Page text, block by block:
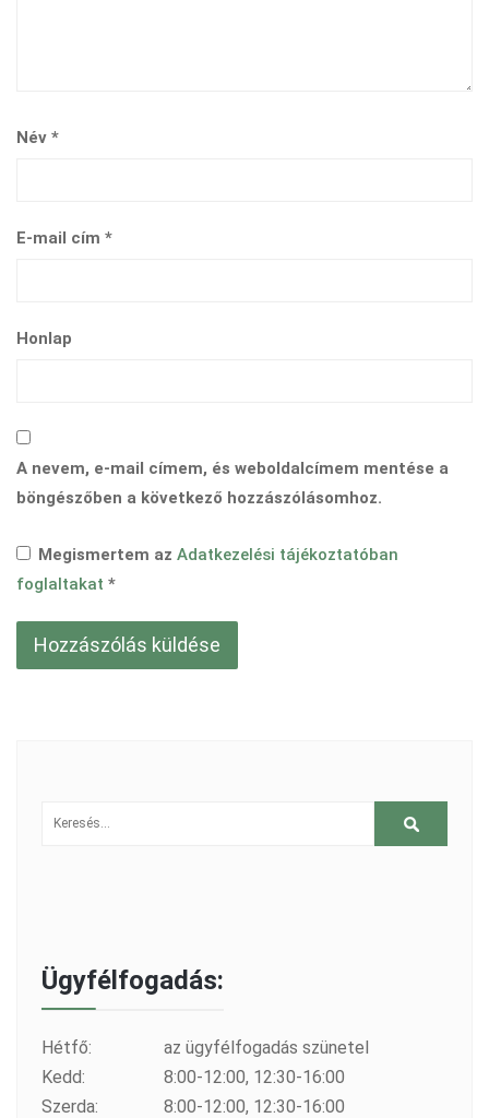
Név *
E-mail cím *
Honlap
A nevem, e-mail címem, és weboldalcímem mentése a
böngészőben a következő hozzászólásomhoz.
Megismertem az Adatkezelési tájékoztatóban
foglaltakat *
Ügyfélfogadás:
Hétfő:
az ügyfélfogadás szünetel
Kedd:
8:00-12:00, 12:30-16:00
Szerda:
8:00-12:00, 12:30-16:00